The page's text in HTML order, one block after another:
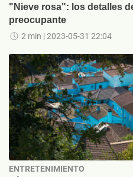
"Nieve rosa": los detalles
preocupante
2 min | 2023-05-31 22:04
ENTRETENIMIENTO